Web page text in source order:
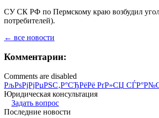
СУ СК РФ по Пермскому краю возбудил
потребителей).
← все новости
Комментарии:
Comments are disabled
РљРѕРјРјРµРЅС‚Р°СЂРёРё РґР»СЏ
Юридическая консультация
Задать вопрос
Последние новости